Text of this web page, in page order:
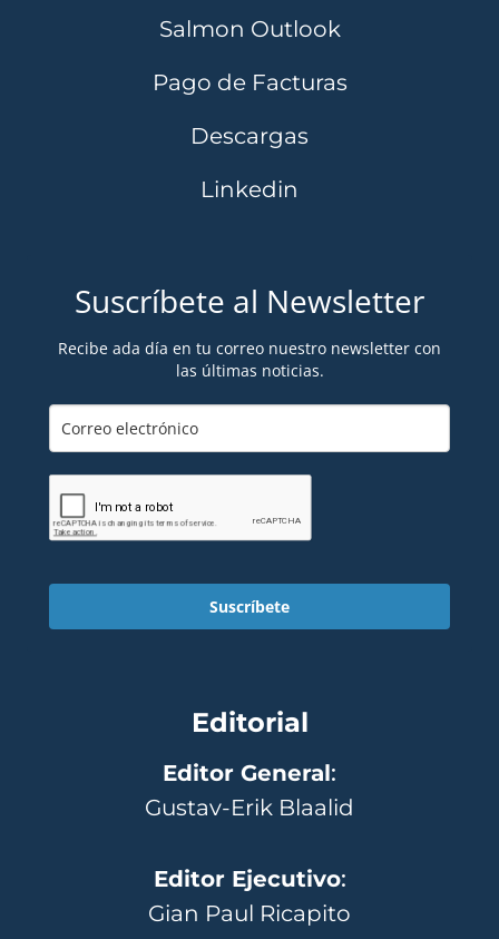
Salmon Outlook
Pago de Facturas
Descargas
Linkedin
Suscríbete al Newsletter
Recibe ada día en tu correo nuestro newsletter con
las últimas noticias.
Suscríbete
Editorial
Editor General:
Gustav-Erik Blaalid
Editor Ejecutivo:
Gian Paul Ricapito